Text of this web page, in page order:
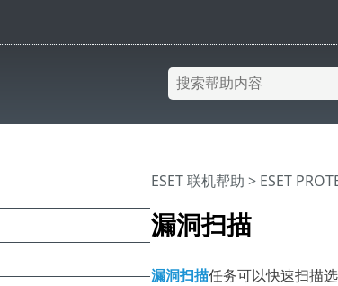
漏洞扫描
ESET 联机帮助 > ESET
漏洞扫描任务可以快速扫描